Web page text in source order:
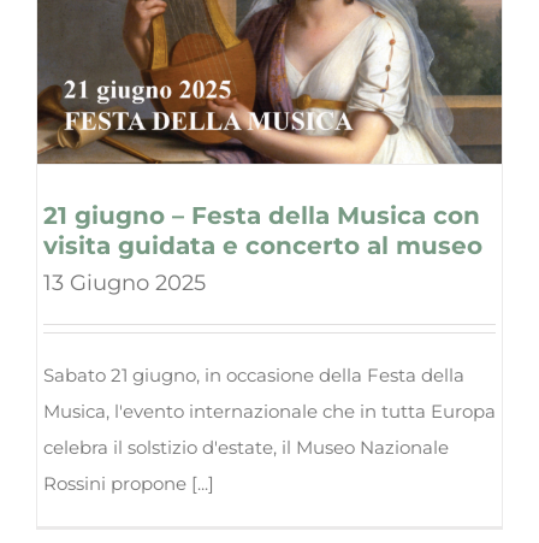
21 giugno – Festa della Musica con
visita guidata e concerto al museo
13 Giugno 2025
Sabato 21 giugno, in occasione della Festa della
Musica, l'evento internazionale che in tutta Europa​
celebra il solstizio d'estate, il Museo Nazionale
Rossini propone [...]